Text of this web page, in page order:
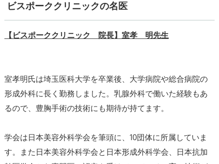
ビスポーククリニックの名医
【ビスポーククリニック 院長】室孝 明先生
室孝明氏は埼玉医科大学を卒業後、大学病院や総合病院の
形成外科に長く勤務しました。乳腺外科で働いた経験もあ
るので、豊胸手術の技術にも期待が持てます。
学会は日本美容外科学会を筆頭に、10団体に所属していま
す。また日本美容外科学会と日本形成外科学会、日本抗加